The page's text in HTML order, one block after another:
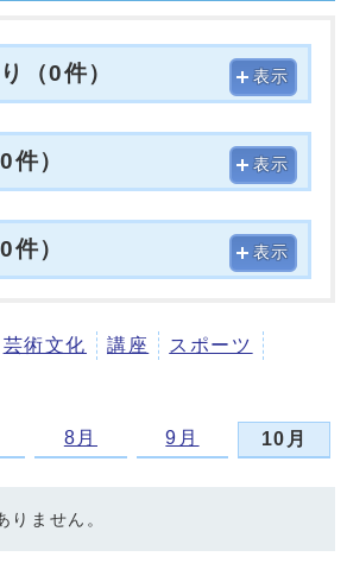
（0件） 表示
件） 表示
件） 表示
芸術文化 講座
スポーツ
8月 9月 10月
りません。